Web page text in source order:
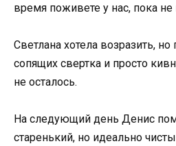
время поживете у нас, пока не
Светлана хотела возразить,
сопящих свертка и просто
не осталось.
На следующий день Денис
старенький, но идеально